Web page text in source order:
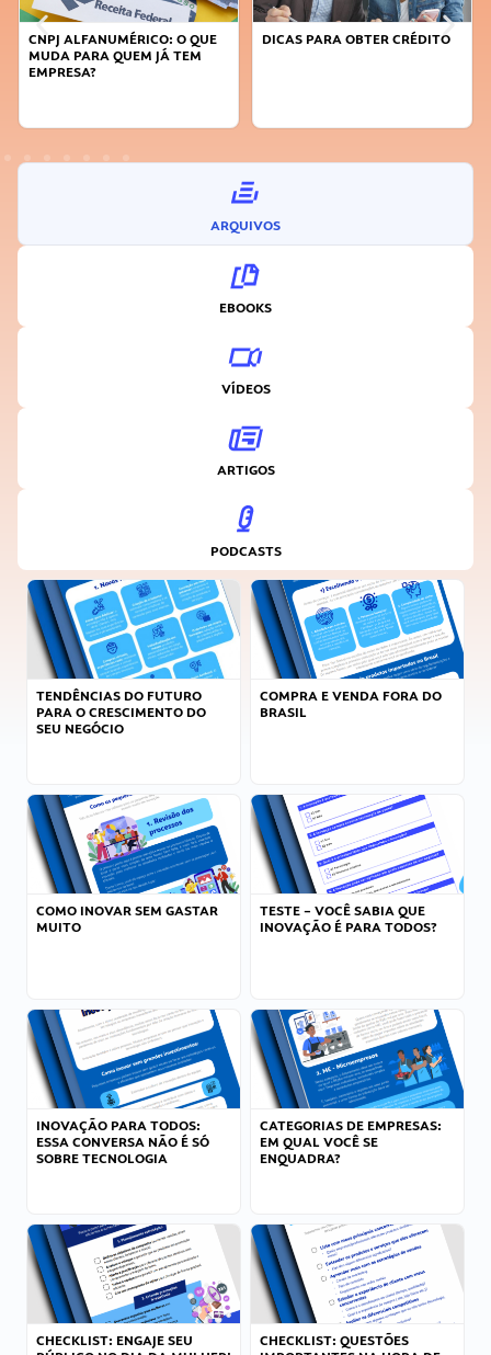
ALFANUMÉRICO: O QUE
PARA QUEM JÁ TEM
DICAS PARA OBTER CRÉDITO
ARQUIVOS
EBOOKS
VÍDEOS
ARTIGOS
PODCASTS
TENDÊNCIAS DO FUTURO
PARA O CRESCIMENTO DO
SEU NEGÓCIO
COMPRA E VENDA FORA DO
BRASIL
COMO INOVAR SEM GASTAR
MUITO
TESTE – VOCÊ SABIA QUE
INOVAÇÃO É PARA TODOS?
INOVAÇÃO PARA TODOS:
ESSA CONVERSA NÃO É SÓ
SOBRE TECNOLOGIA
CATEGORIAS DE EMPRESAS:
EM QUAL VOCÊ SE
ENQUADRA?
CHECKLIST: ENGAJE SEU
CHECKLIST: QUESTÕES